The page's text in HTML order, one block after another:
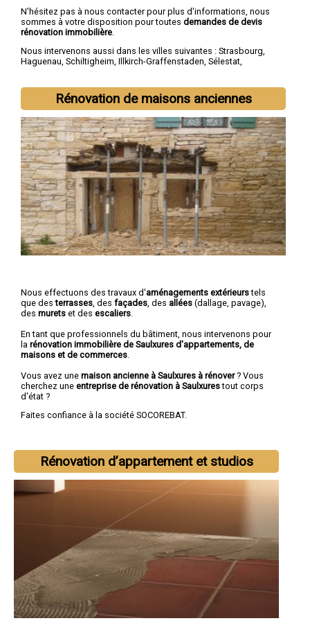
N'hésitez pas à nous contacter pour plus d'informations, nous
sommes à votre disposition pour toutes demandes de devis
rénovation immobilière
Nous intervenons aussi dans les villes suivantes : Strasbourg,
Haguenau, Schiltigheim, Illkirch-Graffenstaden, Sélestat,
Rénovation de maisons anciennes
Nous effectuons des travaux d'aménagements extérieurstels
que desterrasses , des façades , des allées (dallage, pavage),
des murets et des escaliers
En tant que professionnels du bâtiment, nous intervenons pour
la rénovation immobilière de Saulxures d'appartements, de
maisons et de commerces
Vous avez une maison ancienne à Saulxures à rénover? Vous
cherchez une entreprise de rénovation à Saulxurestout corps
d'état ?
Faites confiance à la société SOCOREBAT.
Rénovation d’appartement et studios